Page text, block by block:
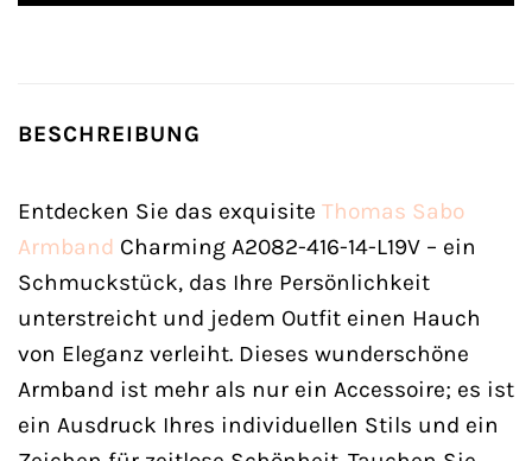
BESCHREIBUNG
Entdecken Sie das exquisite Thomas Sabo
Armband Charming A2082-416-14-L19V – ein
Schmuckstück, das Ihre Persönlichkeit
unterstreicht und jedem Outfit einen Hauch
von Eleganz verleiht. Dieses wunderschöne
Armband ist mehr als nur ein Accessoire; es ist
ein Ausdruck Ihres individuellen Stils und ein